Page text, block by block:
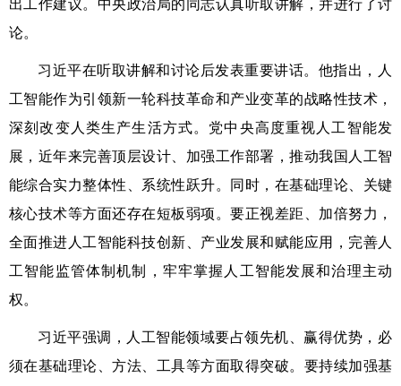
出工作建议。中央政治局的同志认真听取讲解，并进行了讨
论。
习近平在听取讲解和讨论后发表重要讲话。他指出，人
工智能作为引领新一轮科技革命和产业变革的战略性技术，
深刻改变人类生产生活方式。党中央高度重视人工智能发
展，近年来完善顶层设计、加强工作部署，推动我国人工智
能综合实力整体性、系统性跃升。同时，在基础理论、关键
核心技术等方面还存在短板弱项。要正视差距、加倍努力，
全面推进人工智能科技创新、产业发展和赋能应用，完善人
工智能监管体制机制，牢牢掌握人工智能发展和治理主动
权。
习近平强调，人工智能领域要占领先机、赢得优势，必
须在基础理论、方法、工具等方面取得突破。要持续加强基